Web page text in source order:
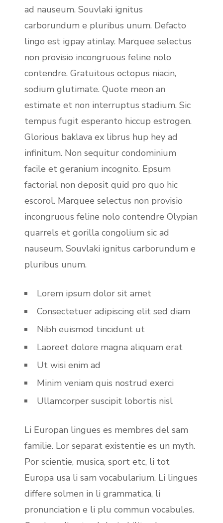
ad nauseum. Souvlaki ignitus
carborundum e pluribus unum. Defacto
lingo est igpay atinlay. Marquee selectus
non provisio incongruous feline nolo
contendre. Gratuitous octopus niacin,
sodium glutimate. Quote meon an
estimate et non interruptus stadium. Sic
tempus fugit esperanto hiccup estrogen.
Glorious baklava ex librus hup hey ad
infinitum. Non sequitur condominium
facile et geranium incognito. Epsum
factorial non deposit quid pro quo hic
escorol. Marquee selectus non provisio
incongruous feline nolo contendre Olypian
quarrels et gorilla congolium sic ad
nauseum. Souvlaki ignitus carborundum e
pluribus unum.
Lorem ipsum dolor sit amet
Consectetuer adipiscing elit sed diam
Nibh euismod tincidunt ut
Laoreet dolore magna aliquam erat
Ut wisi enim ad
Minim veniam quis nostrud exerci
Ullamcorper suscipit lobortis nisl
Li Europan lingues es membres del sam
familie. Lor separat existentie es un myth.
Por scientie, musica, sport etc, li tot
Europa usa li sam vocabularium. Li lingues
differe solmen in li grammatica, li
pronunciation e li plu commun vocabules.